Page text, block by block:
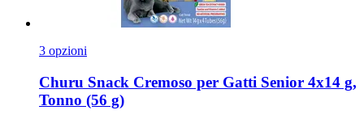
3 opzioni
Churu Snack Cremoso per Gatti Senior 4x14 g,
Tonno (56 g)